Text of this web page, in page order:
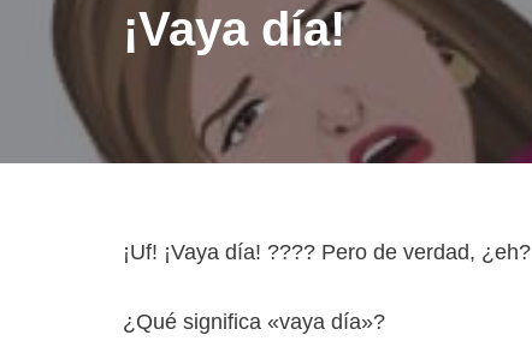
¡Vaya día!
¡Uf! ¡Vaya día! ???? Pero de verdad, ¿eh?
¿Qué significa «vaya día»?